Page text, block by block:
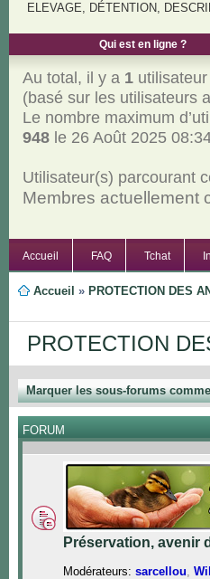
ELEVAGE, DÉTENTION,
Qui est en ligne ?
Au total, il y a 1utilisateur
(basé sur les utilisateurs
Le nombre maximum
948le 26 Août 2025
Utilisateur(s) parcourant
Membres actuellement
Accueil FAQ Tchat
Accueil » PROTECTION DES
PROTECTION
Marquer les sous-forums
FORUM
Préservation, avenir
Modérateurs: sarcellou Wil